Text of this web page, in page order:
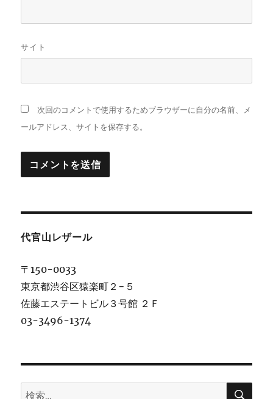
サイト
次回のコメントで使用するためブラウザーに自分の名前、メ
ールアドレス、サイトを保存する。
代官山レザール
〒150-0033
東京都渋谷区猿楽町２−５
佐藤エステートビル３号館 ２Ｆ
03-3496-1374
検
検